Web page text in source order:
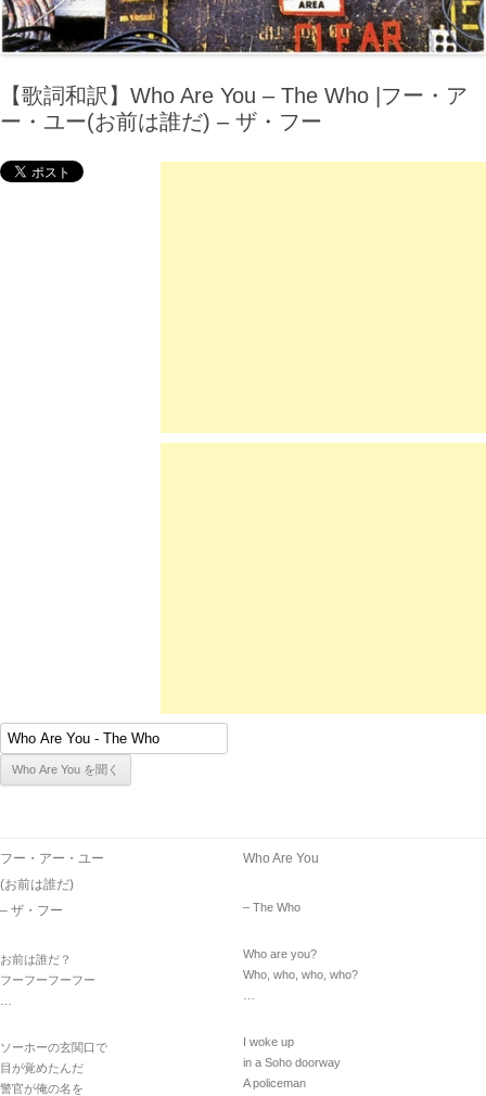
【歌詞和訳】Who Are You – The Who |フー・ア
ー・ユー(お前は誰だ) – ザ・フー
フー・アー・ユー
(お前は誰だ)
– ザ・フー
お前は誰だ？
フーフーフーフー
ソーホーの玄関口で
目が覚めたんだ
警官が俺の名を
Who Are You
– The Who
Who are you?
Who, who, who, who?
I woke up
in a Soho doorway
A policeman